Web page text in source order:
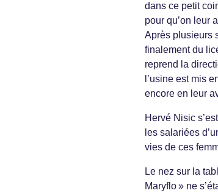
dans ce petit
pour qu’on leur
Après plusieurs
finalement du
reprend la
l’usine est mis
encore en leur
Hervé Nisic
les salariées
vies de ces
Le nez sur la
Maryflo » ne